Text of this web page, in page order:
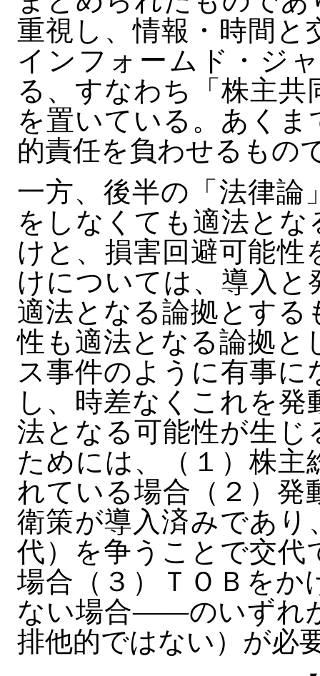
重視し、情報・時間と
インフォームド・ジ
る、すなわち「株主
を置いている。あく
的責任を負わせるもの
一方、後半の「法律論
をしなくても適法と
けと、損害回避可能
けについては、導入
適法となる論拠とする
性も適法となる論拠と
ス事件のように有事
し、時差なくこれを
法となる可能性が生じ
ためには、（１）株
れている場合（２）発
衛策が導入済みであり
代）を争うことで交代
場合（３）ＴＯＢをか
ない場合――のいずれ
排他的ではない）が必